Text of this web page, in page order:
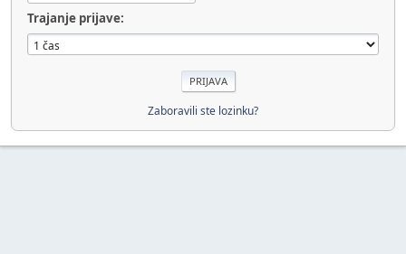
Trajanje prijave:
Zaboravili ste lozinku?